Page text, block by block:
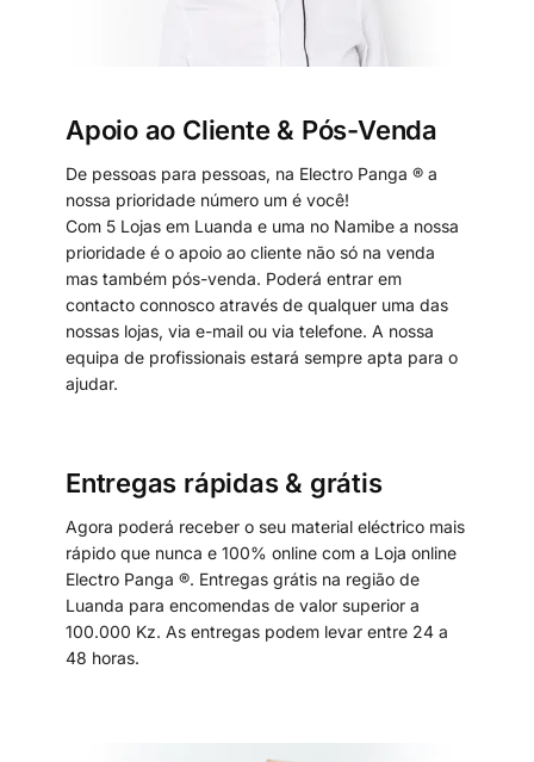
Apoio ao Cliente & Pós-Venda
De pessoas para pessoas, na Electro Panga ® a
nossa prioridade número um é você!
Com 5 Lojas em Luanda e uma no Namibe a nossa
prioridade é o apoio ao cliente não só na venda
mas também pós-venda. Poderá entrar em
contacto connosco através de qualquer uma das
nossas lojas, via e-mail ou via telefone. A nossa
equipa de profissionais estará sempre apta para o
ajudar.
Entregas rápidas & grátis
Agora poderá receber o seu material eléctrico mais
rápido que nunca e 100% online com a Loja online
Electro Panga ®. Entregas grátis na região de
Luanda para encomendas de valor superior a
100.000 Kz. As entregas podem levar entre 24 a
48 horas.